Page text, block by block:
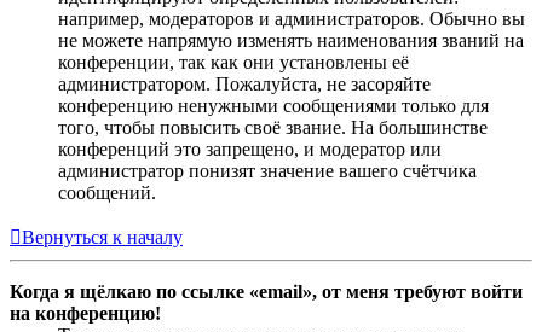
например, модераторов и администраторов. Обычно вы
не можете напрямую изменять наименования званий на
конференции, так как они установлены её
администратором. Пожалуйста, не засоряйте
конференцию ненужными сообщениями только для
того, чтобы повысить своё звание. На большинстве
конференций это запрещено, и модератор или
администратор понизят значение вашего счётчика
сообщений.
Вернуться к началу
Когда я щёлкаю по ссылке «email», от меня требуют войти
на конференцию!